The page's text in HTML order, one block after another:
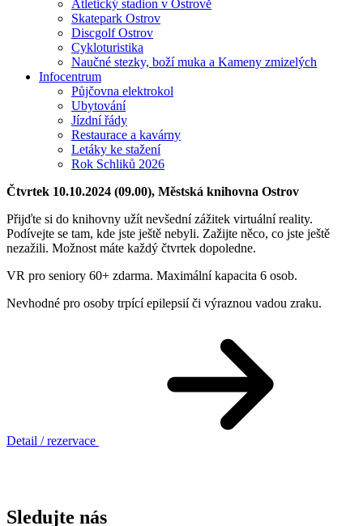
Atletický stadion v Ostrově
Skatepark Ostrov
Discgolf Ostrov
Cykloturistika
Naučné stezky, boží muka a Kameny zmizelých
Infocentrum
Půjčovna elektrokol
Ubytování
Jízdní řády
Restaurace a kavárny
Letáky ke stažení
Rok Schliků 2026
Čtvrtek 10.10.2024 (09.00), Městská knihovna Ostrov
Přijďte si do knihovny užít nevšední zážitek virtuální reality.
Podívejte se tam, kde jste ještě nebyli. Zažijte něco, co jste ještě
nezažili. Možnost máte každý čtvrtek dopoledne.
VR pro seniory 60+ zdarma. Maximální kapacita 6 osob.
Nevhodné pro osoby trpící epilepsií či výraznou vadou zraku.
Detail / rezervace
Sledujte nás